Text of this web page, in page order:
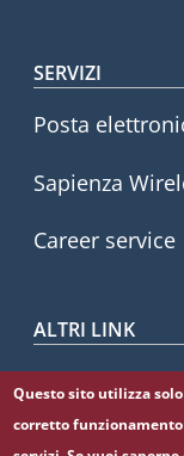
SERVIZI
Posta
Sapienza
Career service
ALTRI LINK
CIAO
Sapienza Store
Questo sito utilizza
corretto